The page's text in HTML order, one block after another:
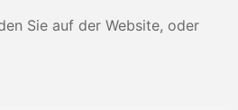
Sie auf der Website, oder